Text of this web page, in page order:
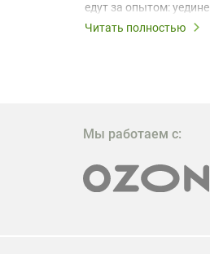
едут за опытом:
ощущениями.
эффективных и
проектора.
Читать полностью
Мы работаем с: